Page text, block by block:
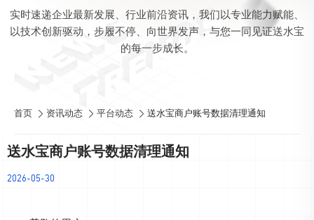
实时速递企业最新发展、行业前沿资讯，我们以专业能力赋能、
以技术创新驱动，步履不停、向世界发声，与您一同见证送水宝
的每一步成长。
首页 资讯动态 平台动态 送水宝商户账号数据清理通知
送水宝商户账号数据清理通知
2026-05-30